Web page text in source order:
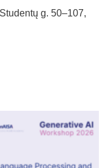
g. 50–107,